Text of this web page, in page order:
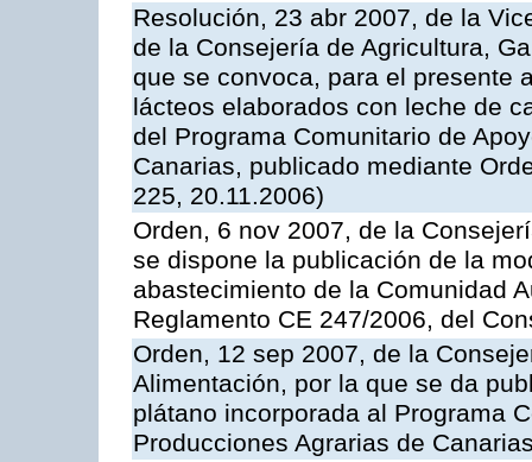
Resolución, 23 abr 2007, de la
de la Consejería de Agricultura,
que se convoca, para el presente
lácteos elaborados con leche de
del Programa Comunitario de
Canarias, publicado mediante
225, 20.11.2006)
Orden, 6 nov 2007, de la
se dispone la publicación de la
abastecimiento de la Comunidad
Reglamento CE 247/2006, del
Orden, 12 sep 2007, de la
Alimentación, por la que se da
plátano incorporada al Programa
Producciones Agrarias de